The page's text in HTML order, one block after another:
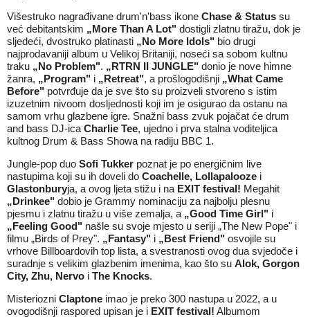
Višestruko nagrađivane drum'n'bass ikone Chase & Status su
već debitantskim „More Than A Lot" dostigli zlatnu tiražu, dok je
sljedeći, dvostruko platinasti „No More Idols" bio drugi
najprodavaniji album u Velikoj Britaniji, noseći sa sobom kultnu
traku „No Problem". „RTRN II JUNGLE" donio je nove himne
žanra, „Program" i „Retreat", a prošlogodišnji „What Came
Before" potvrđuje da je sve što su proizveli stvoreno s istim
izuzetnim nivoom dosljednosti koji im je osigurao da ostanu na
samom vrhu glazbene igre. Snažni bass zvuk pojačat će drum
and bass DJ-ica Charlie Tee, ujedno i prva stalna voditeljica
kultnog Drum & Bass Showa na radiju BBC 1.
Jungle-pop duo Sofi Tukker poznat je po energičnim live
nastupima koji su ih doveli do Coachelle, Lollapalooze i
Glastonburyja, a ovog ljeta stižu i na EXIT festival! Megahit
„Drinkee" dobio je Grammy nominaciju za najbolju plesnu
pjesmu i zlatnu tiražu u više zemalja, a „Good Time Girl" i
„Feeling Good" našle su svoje mjesto u seriji „The New Pope" i
filmu „Birds of Prey". „Fantasy" i „Best Friend" osvojile su
vrhove Billboardovih top lista, a svestranosti ovog dua svjedoče i
suradnje s velikim glazbenim imenima, kao što su Alok, Gorgon
City, Zhu, Nervo i The Knocks.
Misteriozni Claptone imao je preko 300 nastupa u 2022, a u
ovogodišnji raspored upisan je i EXIT festival! Albumom